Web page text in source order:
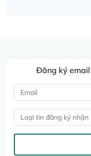
Đăng ký email
Loại tin đăng ký nhận